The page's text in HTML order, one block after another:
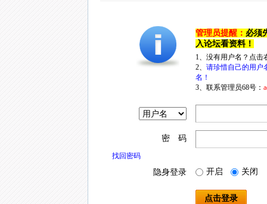
管理员提醒： 必须
入论坛看资料！
1、没有用户名？点
2、 请珍惜自己的用户
名！
3、联系管理员68号：
密 码
找回密码
隐身登录 开启 关闭
点击登录